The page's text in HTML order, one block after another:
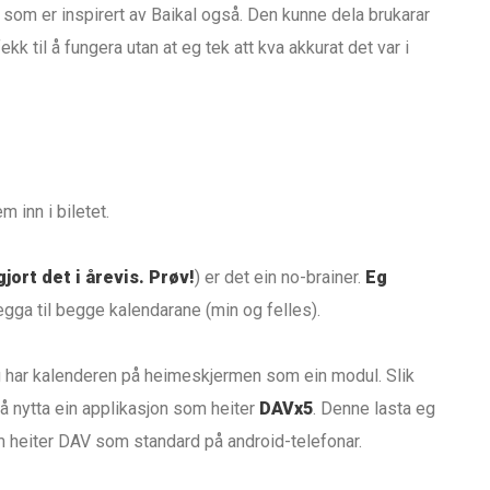
er inspirert av Baikal også. Den kunne dela brukarar
til å fungera utan at eg tek att kva akkurat det var i
inn i biletet.
det i årevis. Prøv!) er det ein no-brainer. Eg
til begge kalendarane (min og felles).
kalenderen på heimeskjermen som ein modul. Slik
nytta ein applikasjon som heiter DAVx5. Denne lasta eg
DAV som standard på android-telefonar.